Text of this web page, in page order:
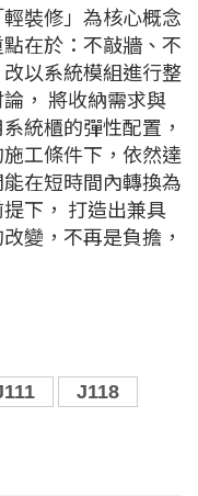
裝修」為核心概念
在於：不敲牆、不
以系統模組進行整
， 將收納需求與
統櫃的彈性配置，
工條件下，依然達
在短時間內轉換為
下， 打造出兼具
變，不再是負擔，
J118